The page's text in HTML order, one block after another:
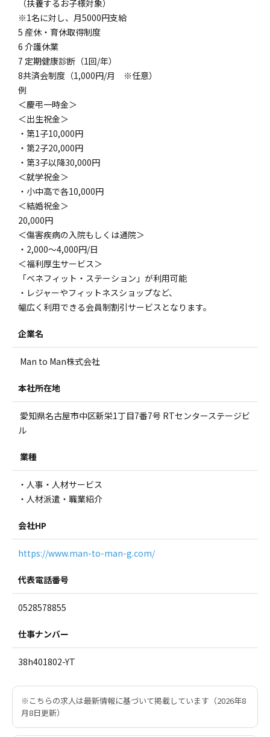
（扶養するお子様対象）
※1名に対し、月5000円支給
5 産休・育休取得制度
6 介護休業
7 定期健康診断（1回/年）
8共済会制度（1,000円/月 ※任意）
例
＜慶弔一時金＞
＜出生祝金＞
・第1子10,000円
・第2子20,000円
・第3子以降30,000円
＜就学祝金＞
・小中高で各10,000円
＜結婚祝金＞
20,000円
＜傷害疾病の入院もしくは通院＞
・2,000〜4,000円/日
＜福利厚生サービス＞
「ベネフィット・ステーション」が利用可能
・レジャーやフィットネスショップなど、
幅広く利用できる会員制割引サービスとなります。
企業名
Man to Man株式会社
本社所在地
愛知県名古屋市中区新栄1丁目7番7号 RTセンターステージビ
ル
業種
・人事・人材サービス
・人材派遣・職業紹介
会社HP
https://www.man-to-man-g.com/
代表電話番号
0528578855
仕事ナンバー
38h401802-YT
※こちらの求人は最新情報に基づいて掲載しています（2026年8
月8日更新）